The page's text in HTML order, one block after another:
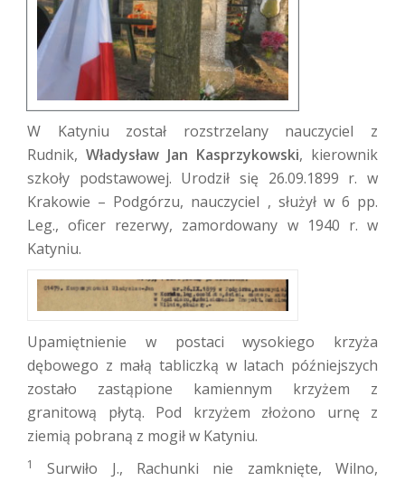
W Katyniu został rozstrzelany nauczyciel z
Rudnik, Władysław Jan Kasprzykowski, kierownik
szkoły podstawowej. Urodził się 26.09.1899 r. w
Krakowie – Podgórzu, nauczyciel , służył w 6 pp.
Leg., oficer rezerwy, zamordowany w 1940 r. w
Katyniu.
Upamiętnienie w postaci wysokiego krzyża
dębowego z małą tabliczką w latach późniejszych
zostało zastąpione kamiennym krzyżem z
granitową płytą. Pod krzyżem złożono urnę z
ziemią pobraną z mogił w Katyniu.
1
Surwiło J., Rachunki nie zamknięte, Wilno,